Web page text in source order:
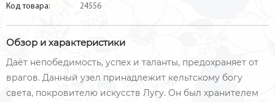
Код товара: 24556
Обзор и характеристики
Даёт непобедимость, успех и таланты, предохраняет от
врагов. Данный узел принадлежит кельтскому богу
света, покровителю искусств Лугу. Он был хранителем